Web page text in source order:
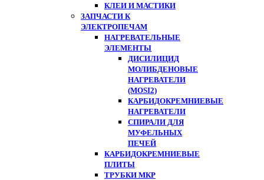
КЛЕИ И МАСТИКИ
ЗАПЧАСТИ К
ЭЛЕКТРОПЕЧАМ
НАГРЕВАТЕЛЬНЫЕ
ЭЛЕМЕНТЫ
ДИСИЛИЦИД
МОЛИБДЕНОВЫЕ
НАГРЕВАТЕЛИ
(MOSI2)
КАРБИДОКРЕМНИЕВЫЕ
НАГРЕВАТЕЛИ
СПИРАЛИ ДЛЯ
МУФЕЛЬНЫХ
ПЕЧЕЙ
КАРБИДОКРЕМНИЕВЫЕ
ПЛИТЫ
ТРУБКИ МКР